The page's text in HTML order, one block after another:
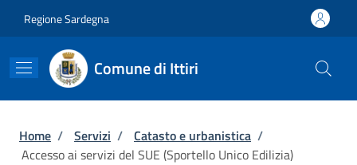
Regione Sardegna
Comune di Ittiri
Briciole di pane
Home / Servizi / Catasto e urbanistica /
Accesso ai servizi del SUE (Sportello Unico Edilizia)